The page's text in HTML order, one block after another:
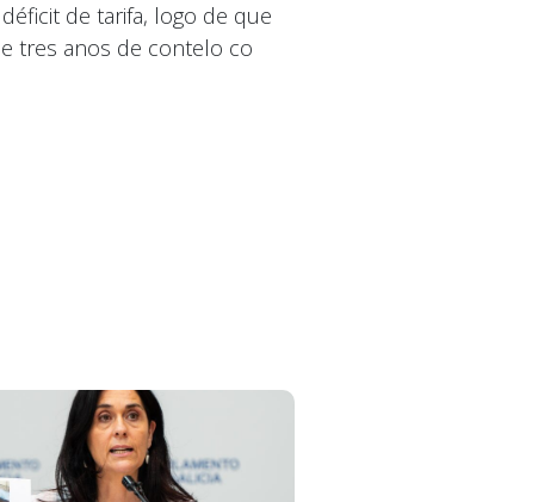
de tarifa, logo de que
tres anos de contelo co